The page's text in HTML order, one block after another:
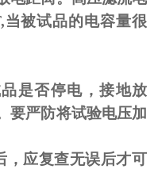
当被试品的电容量很
是否停电，接地放
要严防将试验电压加
，应复查无误后才可